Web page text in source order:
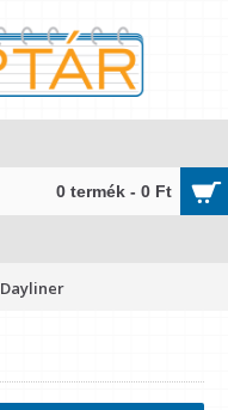
0 termék - 0 Ft
Dayliner